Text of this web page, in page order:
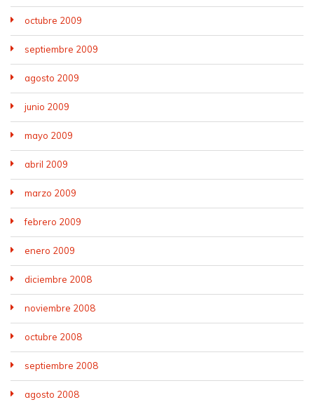
octubre 2009
septiembre 2009
agosto 2009
junio 2009
mayo 2009
abril 2009
marzo 2009
febrero 2009
enero 2009
diciembre 2008
noviembre 2008
octubre 2008
septiembre 2008
agosto 2008